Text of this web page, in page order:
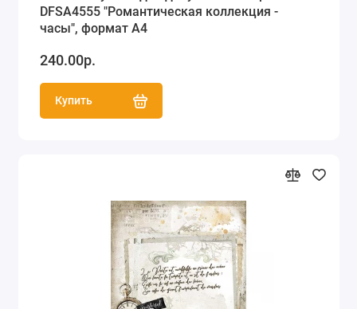
DFSA4555 "Романтическая коллекция -
часы", формат А4
240.00р.
Купить